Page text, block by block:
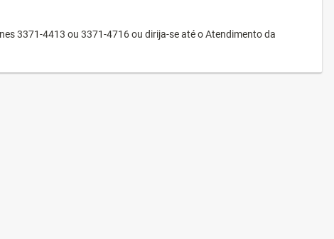
3371-4413 ou 3371-4716 ou dirija-se até o Atendimento da